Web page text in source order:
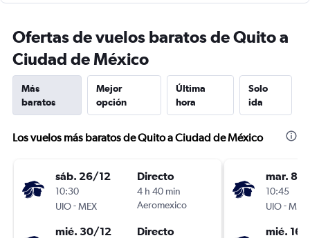
Ofertas de vuelos baratos de Quito a
Ciudad de México
Más
baratos
Mejor
opción
Última
hora
Solo
ida
Los vuelos más baratos de Quito a Ciudad de México
sáb. 26/12
10:30
UIO-MEX
Directo
4 h 40 min
Aeromexico
mié. 30/12 Directo
mar. 8/9
10:45
UIO-MEX
mié.